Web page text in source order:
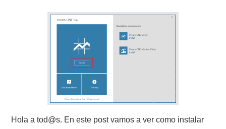
Hola a tod@s. En este post vamos a ver como instalar